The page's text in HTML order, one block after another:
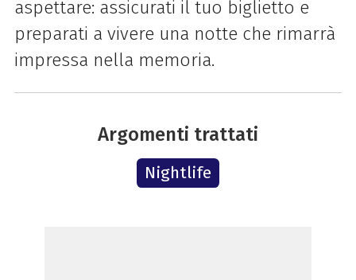
aspettare: assicurati il tuo biglietto e
preparati a vivere una notte che rimarrà
impressa nella memoria.
Argomenti trattati
Nightlife